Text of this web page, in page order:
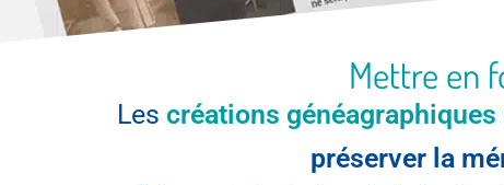
Mettre en
Les créations généagraphiques
préserver la